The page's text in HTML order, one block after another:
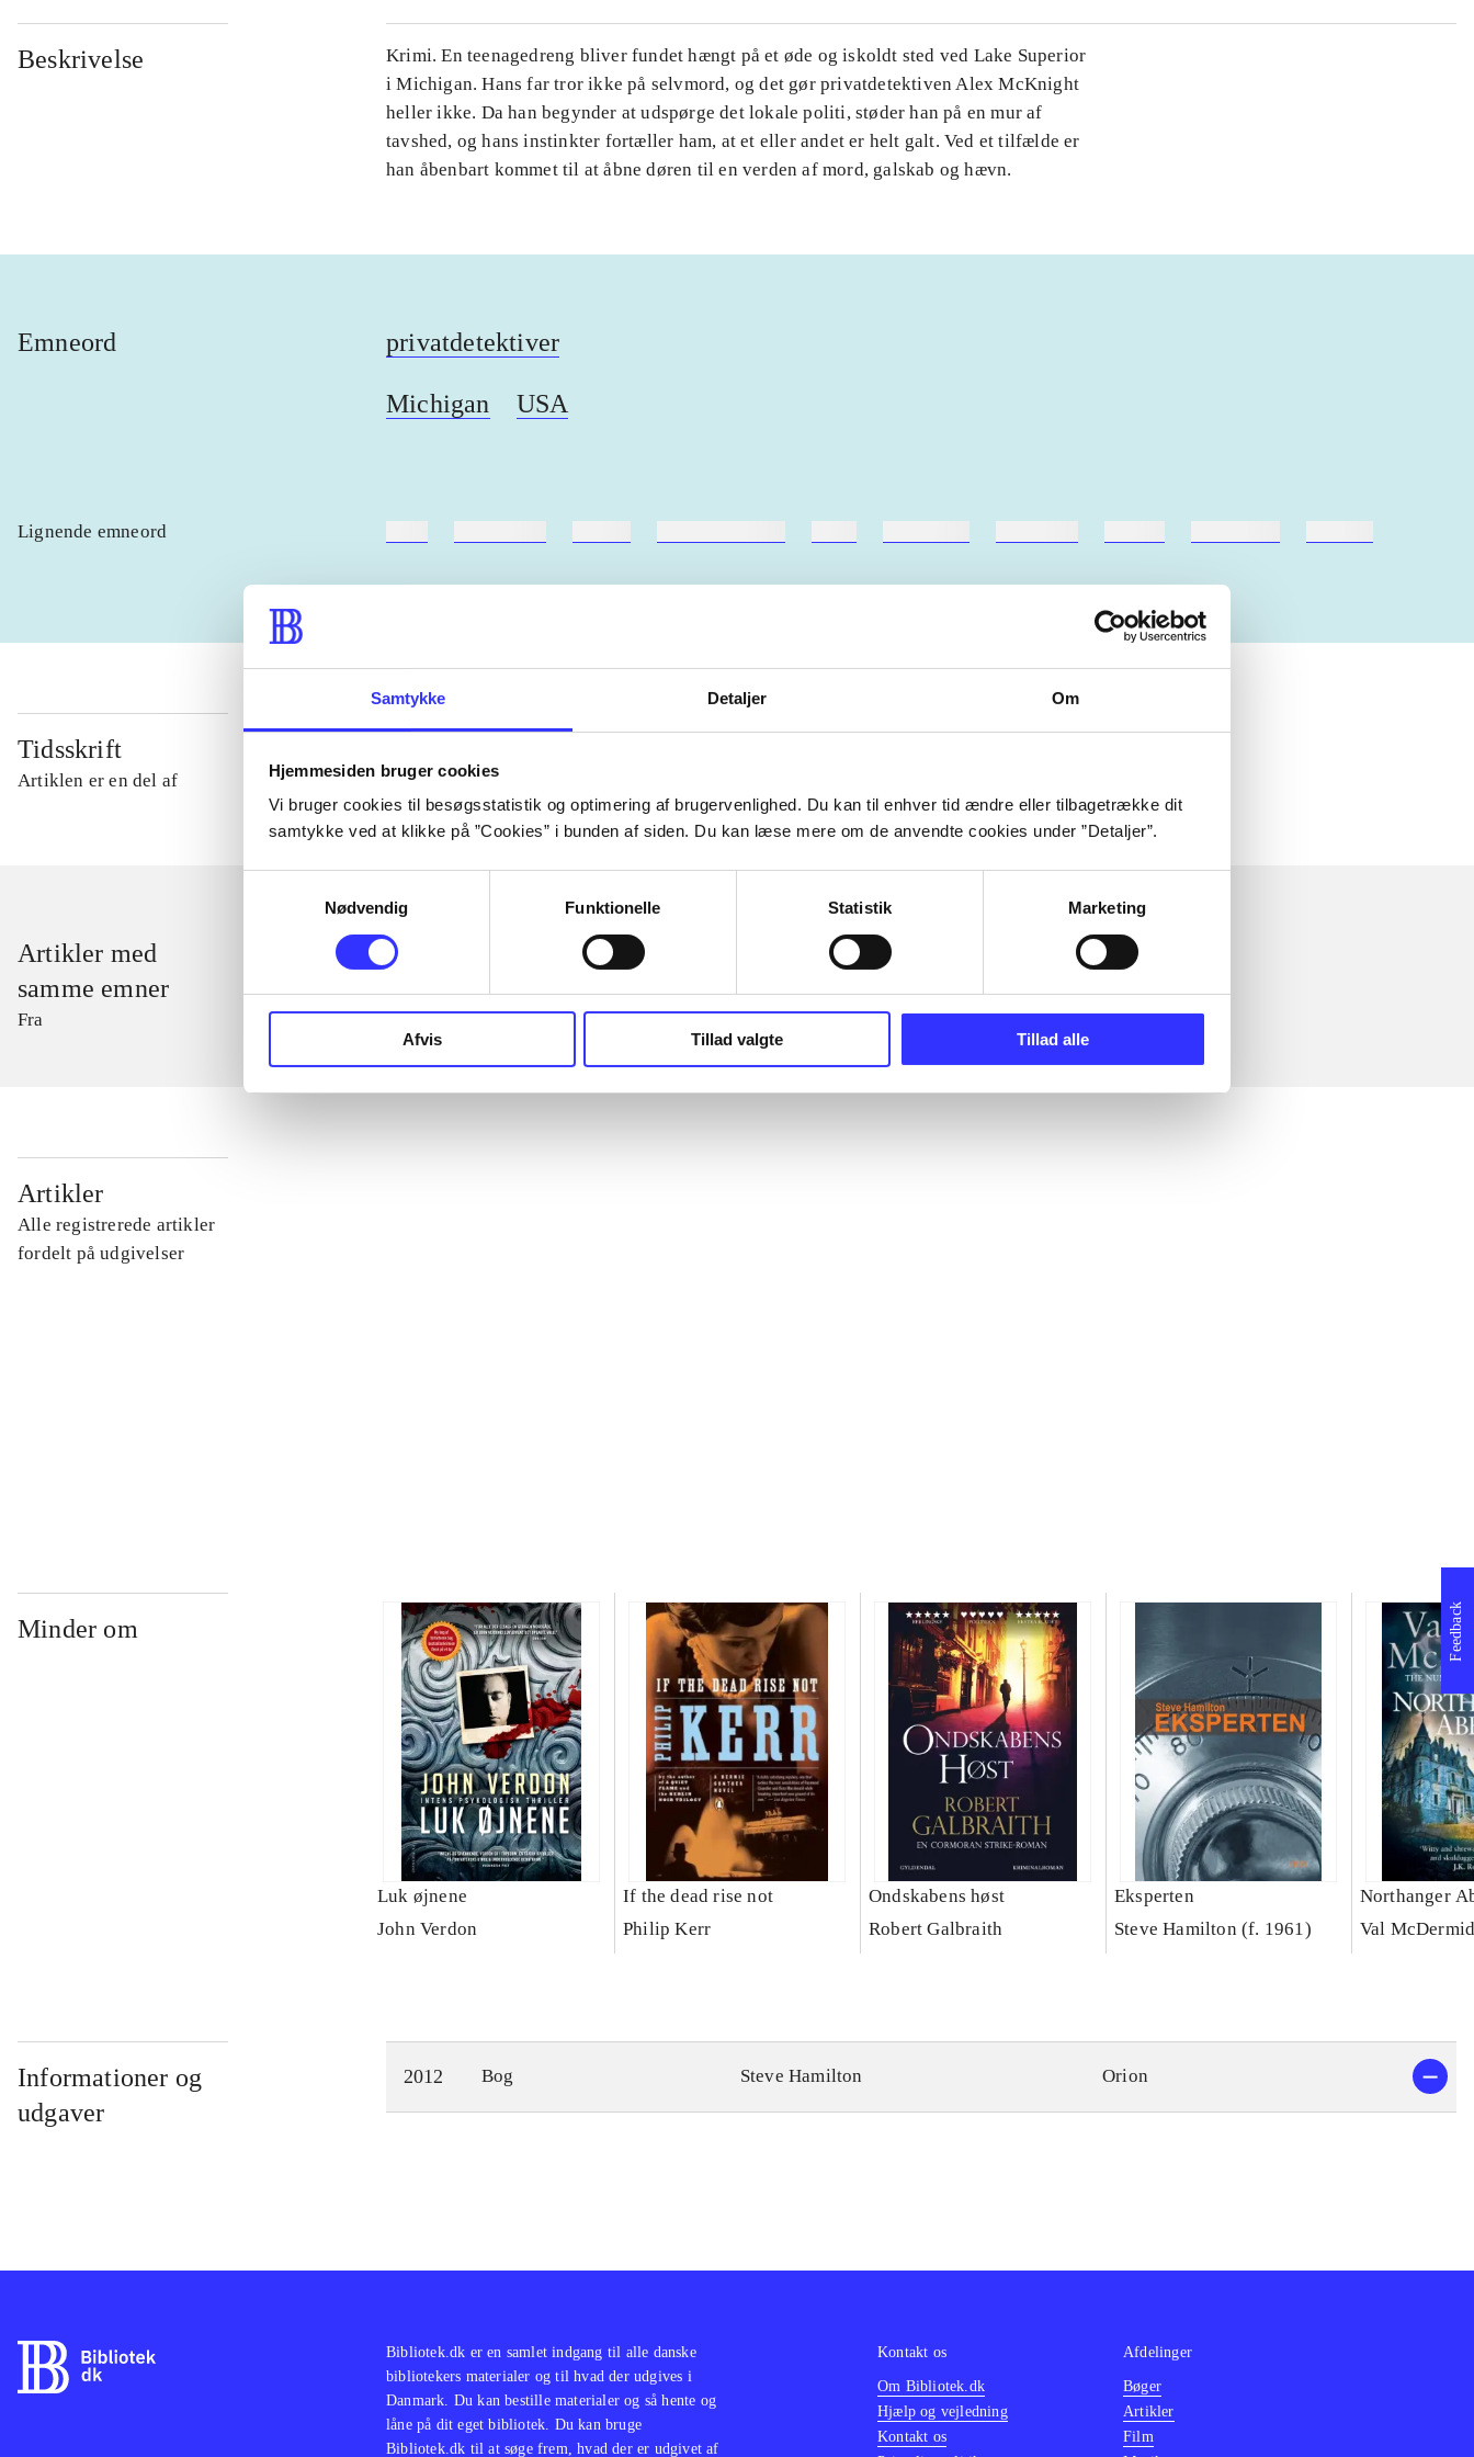
Samtykke Detaljer Om
Hjemmesiden bruger cookies
Vi bruger cookies til besøgsstatistik og optimering af brugervenlighed. Du kan til enhver tid ændre eller tilbagetrække dit
samtykke ved at klikke på ”Cookies” i bunden af siden. Du kan læse mere om de anvendte cookies under ”Detaljer”.
Nødvendig
Funktionelle Statistik Marketing
Afvis Tillad valgte Tillad alle
Beskrivelse
Krimi. En teenagedreng bliver fundet hængt på et øde og iskoldt sted ved Lake Superior
i Michigan. Hans far tror ikke på selvmord, og det gør privatdetektiven Alex McKnight
heller ikke. Da han begynder at udspørge det lokale politi, støder han på en mur af
tavshed, og hans instinkter fortæller ham, at et eller andet er helt galt. Ved et tilfælde er
han åbenbart kommet til at åbne døren til en verden af mord, galskab og hævn.
Emneord privatdetektiver
Michigan USA
Lignende emneord
Tidsskrift
Artiklen er en del af
lorem ipsum dolor sit amet ...
Artiklerne i handler ofte om
Artikler med
samme emner
Fra
Artikler
Alle registrerede artikler
fordelt på udgivelser
Minder om
Luk øjnene
John Verdon
If the dead rise not
Philip Kerr
Ondskabens høst
Robert Galbraith
Eksperten
Steve Hamilton (f. 1961)
Northanger
Val
Informationer og
udgaver
2012 Bog Steve Hamilton Orion
Feedback
Bibliotek.dk er en samlet indgang til alle danske
bibliotekers materialer og til hvad der udgives i
Danmark. Du kan bestille materialer og så hente og
låne på dit eget bibliotek. Du kan bruge
Bibliotek.dk til at søge frem, hvad der er udgivet af
Kontakt os
Om Bibliotek.dk
Hjælp og vejledning
Kontakt os
Afdelinger
Bøger
Artikler
Film